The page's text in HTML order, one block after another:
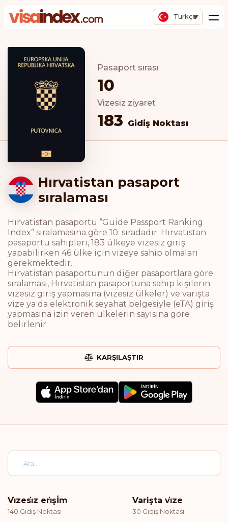
Türkçe
Pasaport sırası
10
Vizesiz ziyaret
183 Gidiş Noktası
Hırvatistan pasaport
sıralaması
Hırvatistan pasaportu “Guide Passport Ranking
Index” sıralamasına göre 10. sıradadır. Hırvatistan
pasaportu sahipleri, 183 ülkeye vizesiz giriş
yapabilirken 46 ülke için vizeye sahip olmaları
gerekmektedir.
Hırvatistan pasaportunun diğer pasaportlara göre
sıralaması, Hırvatistan pasaportuna sahip kişilerin
vizesiz giriş yapmasına (vizesiz ülkeler) ve varışta
vize ya da elektronik seyahat belgesiyle (eTA) giriş
yapmasına izin veren ülkelerin sayısına göre
belirlenir.
KARŞILAŞTIR
Vi̇zesi̇z eri̇şİm
140 Gidiş Noktası
Varişta vi̇ze
30 Gidiş Noktası